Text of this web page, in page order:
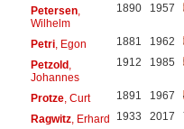
Petersen,
Wilhelm
1890 1957
Petri, Egon 1881 1962
Petzold,
Johannes
1912 1985
Protze, Curt 1891 1967
Ragwitz, Erhard 1933 2017